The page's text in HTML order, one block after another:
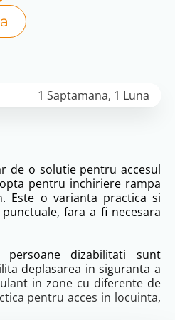
1 Saptamana, 1 Luna
de o solutie pentru accesul
pentru inchiriere rampa
Este o varianta practica si
fara a fi necesara
persoane dizabilitati sunt
deplasarea in siguranta a
in zone cu diferente de
pentru acces in locuinta,